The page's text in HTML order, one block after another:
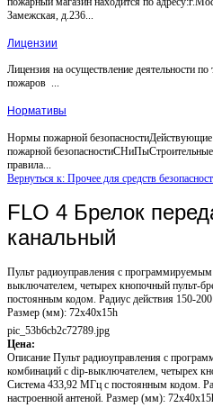
Замежская, д.236...
Лицензии
Лицензия на осуществление деятельности
пожаров ...
Нормативы
Нормы пожарной
пожарной
правила...
Вернуться к: Прочее для средств
FLO 4 Брелок
канальный
Пульт радиоуправления с
выключателем, четырех кнопочный пульт-
постоянным кодом. Радиус действия 150-200
Размер (мм): 72х40х15h
pic_53b6cb2c72789.jpg
Цена:
Описание Пульт радиоуправления с
комбинаций с dip-выключателем, четырех
Система 433,92 МГц с постоянным кодом.
настроенной антеной. Размер (мм):